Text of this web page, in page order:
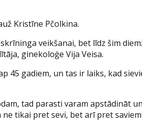
Kristīne Pčolkina.
veikšanai, bet līdz šim
ginekoloģe Vija Veisa.
45 gadiem, un tas ir laiks, kad
tad parasti varam apstādināt
tikai pret sevi, bet arī pret